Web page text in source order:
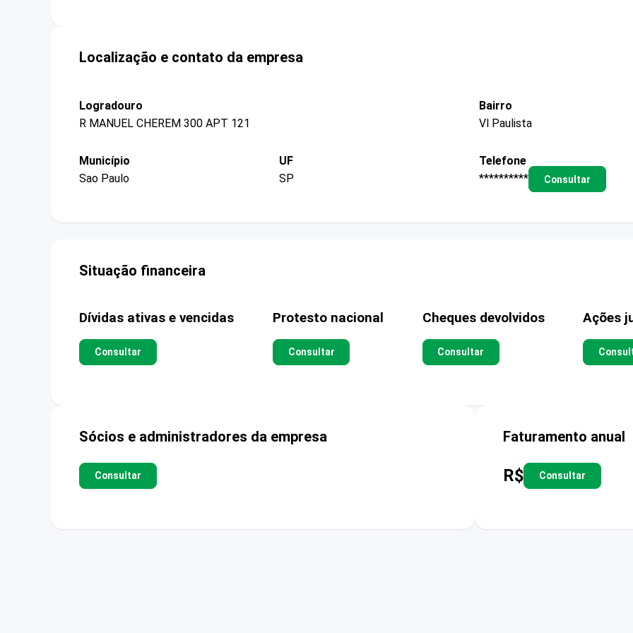
Localização e contato da empresa
Logradouro
R MANUEL CHEREM 300 APT 121
Bairro
Vl Paulista
Município
Sao Paulo
UF
SP
Telefone
**********
Consultar
Situação financeira
Dívidas ativas e vencidas
Consultar
Protesto nacional
Consultar
Cheques devolvidos
Consultar
Ações
Sócios e administradores da empresa
Consultar
Faturamento anual
R$ Consultar